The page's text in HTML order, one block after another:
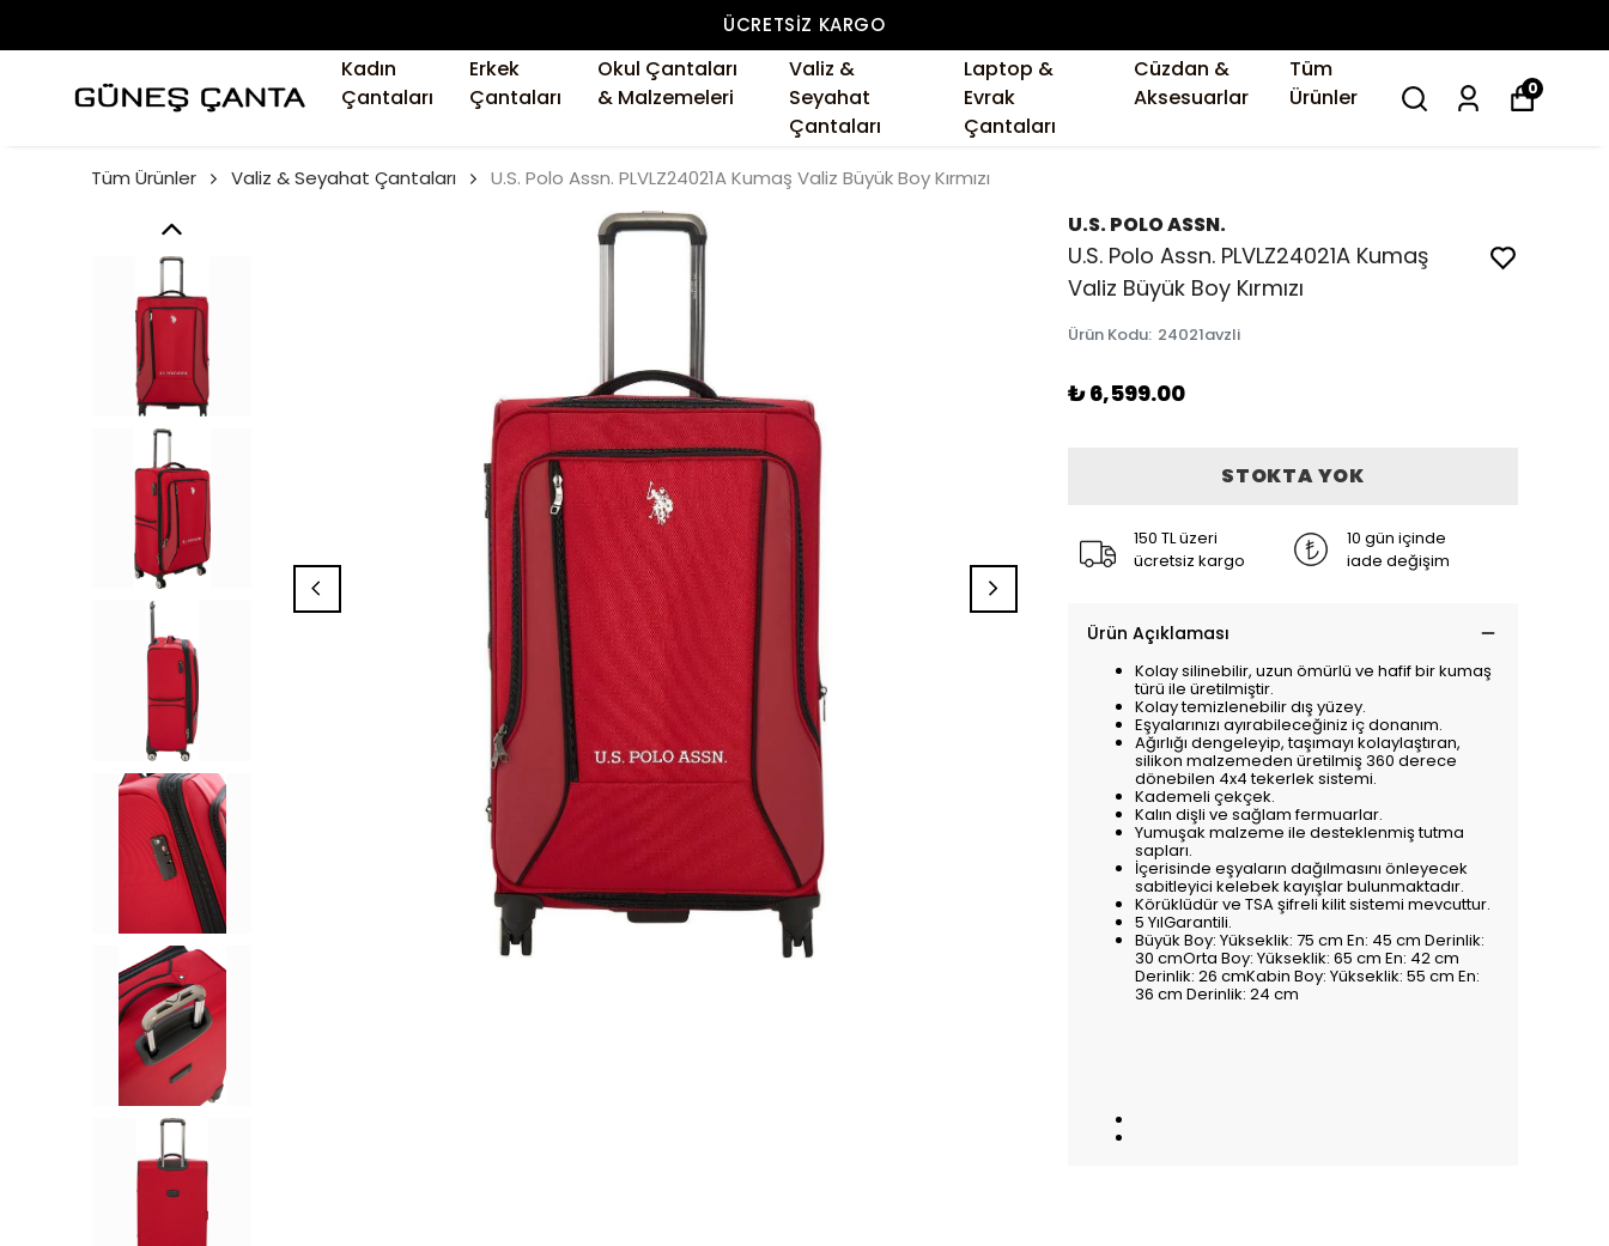
ÜCRETSIZ KARGO
Kadın
Çantaları
Erkek
Çantaları
Okul Çantaları
& Malzemeleri
Valiz &
Seyahat
Çantaları
Laptop &
Evrak
Çantaları
Cüzdan &
Aksesuarlar
Tüm
Ürünler
0
Tüm Ürünler Valiz & Seyahat Çantaları U.S. Polo Assn. PLVLZ24021A Kumaş Valiz Büyük Boy Kırmızı
U.S. POLO ASSN.
U.S. Polo Assn. PLVLZ24021A Kumaş
Valiz Büyük Boy Kırmızı
Ürün Kodu: 24021avzli
₺ 6,599.00
STOKTA YOK
150 TL üzeri
ücretsiz kargo
10 gün içinde
iade değişim
Ürün Açıklaması
Kolay silinebilir, uzun ömürlü ve hafif bir kumaş
türü ile üretilmiştir.
Kolay temizlenebilir dış yüzey.
Eşyalarınızı ayırabileceğiniz iç donanım.
Ağırlığı dengeleyip, taşımayı kolaylaştıran,
silikon malzemeden üretilmiş 360 derece
dönebilen 4x4 tekerlek sistemi.
Kademeli çekçek.
Kalın dişli ve sağlam fermuarlar.
Yumuşak malzeme ile desteklenmiş tutma
sapları.
İçerisinde eşyaların dağılmasını önleyecek
sabitleyici kelebek kayışlar bulunmaktadır.
Körüklüdür ve TSA şifreli kilit sistemi mevcuttur.
5 YılGarantili.
Büyük Boy: Yükseklik: 75 cm En: 45 cm Derinlik:
30 cmOrta Boy: Yükseklik: 65 cm En: 42 cm
Derinlik: 26 cmKabin Boy: Yükseklik: 55 cm En:
36 cm Derinlik: 24 cm